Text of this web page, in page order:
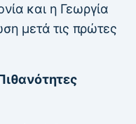
και η Γεωργία
μετά τις πρώτες